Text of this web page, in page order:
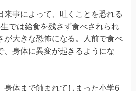
来事によって、吐くことを恐れる
では給食を残さず食べされられ
が大きな恐怖になる。人前で食べ
、身体に異変が起きるようにな
身体まで蝕まれてしまった小学6